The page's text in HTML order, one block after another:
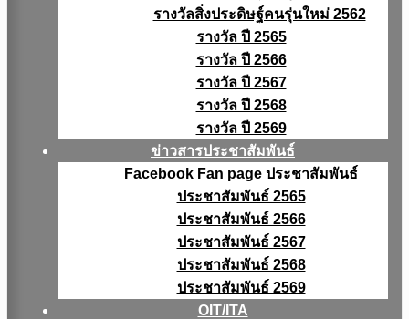
รางวัลสิ่งประดิษฐ์คนรุ่นใหม่ 2562
รางวัล ปี 2565
รางวัล ปี 2566
รางวัล ปี 2567
รางวัล ปี 2568
รางวัล ปี 2569
ข่าวสารประชาสัมพันธ์
Facebook Fan page ประชาสัมพันธ์
ประชาสัมพันธ์ 2565
ประชาสัมพันธ์ 2566
ประชาสัมพันธ์ 2567
ประชาสัมพันธ์ 2568
ประชาสัมพันธ์ 2569
OIT/ITA